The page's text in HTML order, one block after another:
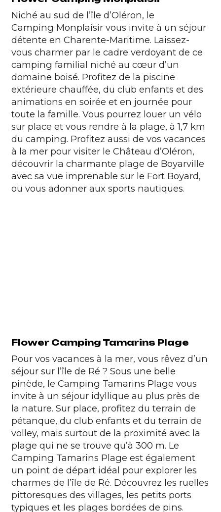
Niché au sud de l’île d’Oléron, le
Camping Monplaisirvous invite à un séjour
détente en Charente-Maritime. Laissez-
vous charmer par le cadre verdoyant de ce
camping familial niché au cœur d’un
domaine boisé. Profitez de la piscine
extérieure chauffée, du club enfants et des
animations en soirée et en journée pour
toute la famille. Vous pourrez louer un vélo
sur place et vous rendre à la plage, à 1,7 km
du camping. Profitez aussi de vos vacances
à la mer pour visiter le Château d’Oléron,
découvrir la charmante plage de Boyarville
avec sa vue imprenable sur le Fort Boyard,
ou vous adonner aux sports nautiques.
Flower Camping Tamarins Plage
Pour vos vacances à la mer, vous rêvez d’un
séjour sur l’île de Ré ? Sous une belle
pinède, le Camping Tamarins Plage vous
invite à un séjour idyllique au plus près de
la nature. Sur place, profitez du terrain de
pétanque, du club enfants et du terrain de
volley, mais surtout de la proximité avec la
plage qui ne se trouve qu’à 300 m. Le
Camping Tamarins Plage est également
un point de départ idéal pour explorer les
charmes de l’île de Ré. Découvrez les ruelles
pittoresques des villages, les petits ports
typiques et les plages bordées de pins.